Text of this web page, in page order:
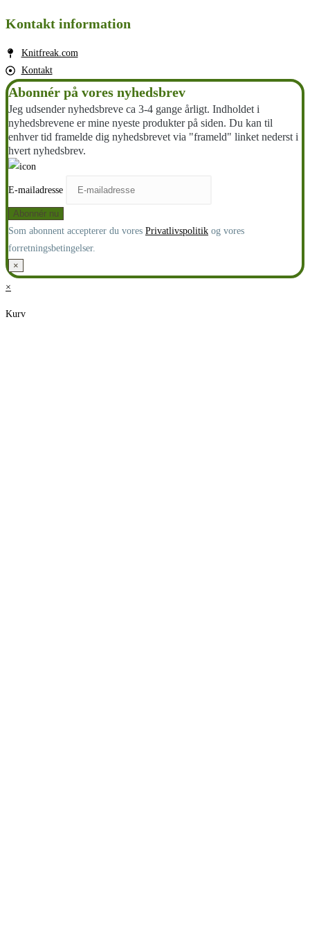
Kontakt information
Knitfreak.com
Kontakt
Abonnér på vores nyhedsbrev
Jeg udsender nyhedsbreve ca 3-4 gange årligt. Indholdet i
nyhedsbrevene er mine nyeste produkter på siden. Du kan til
enhver tid framelde dig nyhedsbrevet via "frameld" linket nederst i
hvert nyhedsbrev.
E-mailadresse
Som abonnent accepterer du vores Privatlivspolitik og vores
forretningsbetingelser.
×
×
Kurv